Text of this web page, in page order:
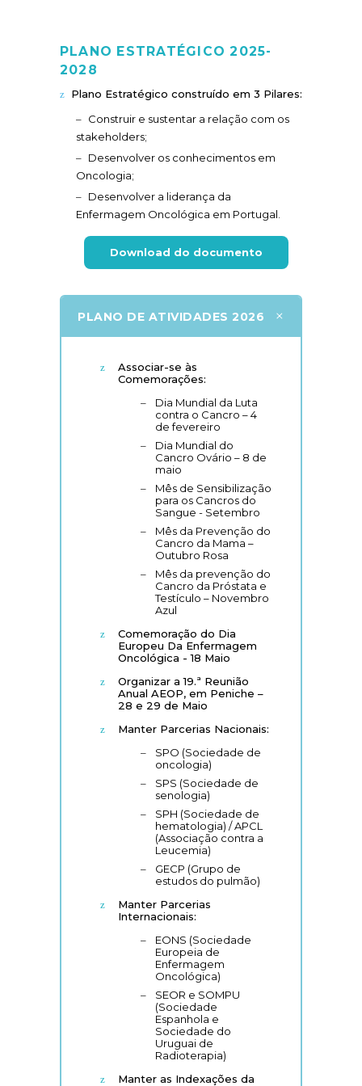
PLANO ESTRATÉGICO 2025-
2028
Plano Estratégico construído em 3 Pilares:
Construir e sustentar a relação com os
stakeholders;
Desenvolver os conhecimentos em
Oncologia;
Desenvolver a liderança da
Enfermagem Oncológica em Portugal.
Download do documento
PLANO DE ATIVIDADES 2026 +
Associar-se às
Comemorações:
Dia Mundial da Luta
contra o Cancro – 4
de fevereiro
Dia Mundial do
Cancro Ovário – 8 de
maio
Mês de Sensibilização
para os Cancros do
Sangue - Setembro
Mês da Prevenção do
Cancro da Mama –
Outubro Rosa
Mês da prevenção do
Cancro da Próstata e
Testículo – Novembro
Azul
Comemoração do Dia
Europeu Da Enfermagem
Oncológica - 18 Maio
Organizar a 19.ª Reunião
Anual AEOP, em Peniche –
28 e 29 de Maio
Manter Parcerias Nacionais:
SPO (Sociedade de
oncologia)
SPS (Sociedade de
senologia)
SPH (Sociedade de
hematologia) / APCL
(Associação contra a
Leucemia)
GECP (Grupo de
estudos do pulmão)
Manter Parcerias
Internacionais:
EONS (Sociedade
Europeia de
Enfermagem
Oncológica)
SEOR e SOMPU
(Sociedade
Espanhola e
Sociedade do
Uruguai de
Radioterapia)
Manter as Indexações da